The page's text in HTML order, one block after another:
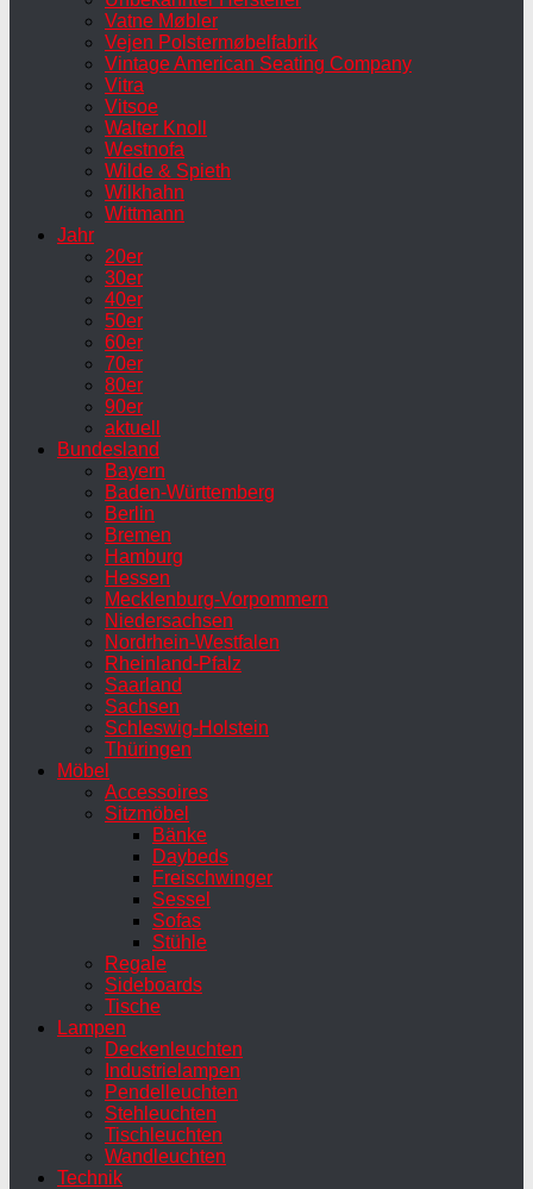
Vatne Møbler
Vejen Polstermøbelfabrik
Vintage American Seating Company
Vitra
Vitsoe
Walter Knoll
Westnofa
Wilde & Spieth
Wilkhahn
Wittmann
Jahr
20er
30er
40er
50er
60er
70er
80er
90er
aktuell
Bundesland
Bayern
Baden-Württemberg
Berlin
Bremen
Hamburg
Hessen
Mecklenburg-Vorpommern
Niedersachsen
Nordrhein-Westfalen
Rheinland-Pfalz
Saarland
Sachsen
Schleswig-Holstein
Thüringen
Möbel
Accessoires
Sitzmöbel
Bänke
Daybeds
Freischwinger
Sessel
Sofas
Stühle
Regale
Sideboards
Tische
Lampen
Deckenleuchten
Industrielampen
Pendelleuchten
Stehleuchten
Tischleuchten
Wandleuchten
Technik